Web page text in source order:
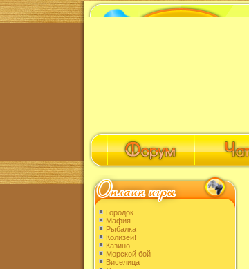
Городок
Мафия
Рыбалка
Колизей!
Казино
Морской бой
Виселица